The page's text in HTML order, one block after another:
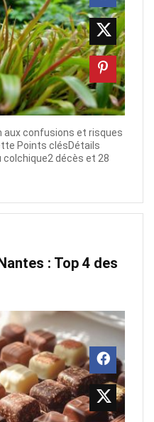
aux confusions et risques
Points clésDétails
colchique2 décès et 28
: Top 4 des